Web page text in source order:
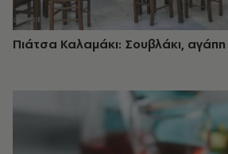
Πιάτσα Καλαμάκι: Σουβλάκι,